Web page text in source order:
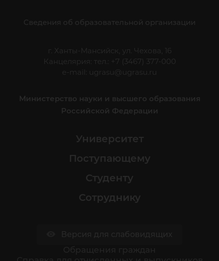
Сведения об образовательной организации
г. Ханты-Мансийск, ул. Чехова, 16
Канцелярия: тел.: +7 (3467) 377-000
e-mail:
ugrasu@ugrasu.ru
Министерство науки и высшего образования
Российской Федерации
Университет
Поступающему
Студенту
Сотруднику